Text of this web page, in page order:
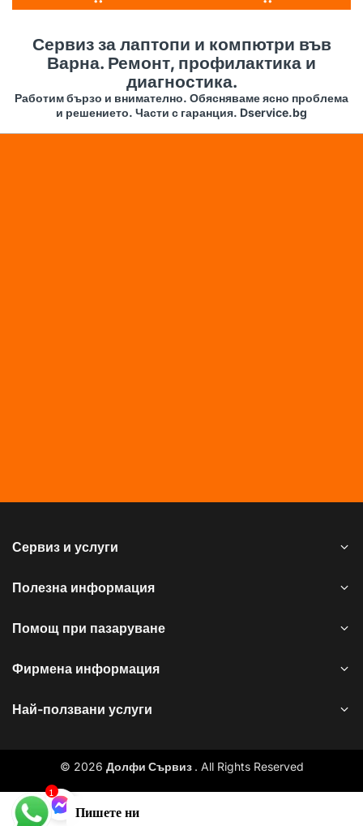
Сервиз за лаптопи и компютри във
Варна. Ремонт, профилактика и
диагностика.
Работим бързо и внимателно. Обясняваме ясно проблема
и решението. Части с гаранция. Dservice.bg
Сервиз и услуги
Полезна информация
Помощ при пазаруване
Фирмена информация
Най-ползвани услуги
© 2026 Долфи Сървиз . All Rights Reserved
Пишете ни
1